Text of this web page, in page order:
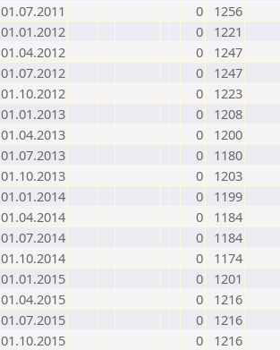
0
1256
0
1221
0
1247
0
1247
0
1223
0
1208
0
1200
0
1180
0
1203
0
1199
0
1184
0
1184
0
1174
0
1201
0
1216
0
1216
0
1216